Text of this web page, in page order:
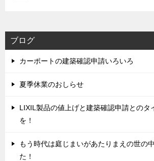
ブログ
カーポートの建築確認申請いろいろ
夏季休業のおしらせ
LIXIL製品の値上げと建築確認申請とのタ
を！
もう時代は庭じまいがあたりまえの世の
た！